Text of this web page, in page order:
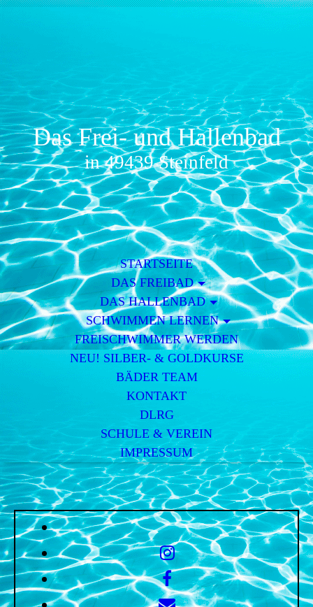
Das Frei- und Hallenbad
in 49439 Steinfeld
STARTSEITE
DAS FREIBAD
DAS HALLENBAD
SCHWIMMEN LERNEN
FREISCHWIMMER WERDEN
NEU! SILBER- & GOLDKURSE
BÄDER TEAM
KONTAKT
DLRG
SCHULE & VEREIN
IMPRESSUM